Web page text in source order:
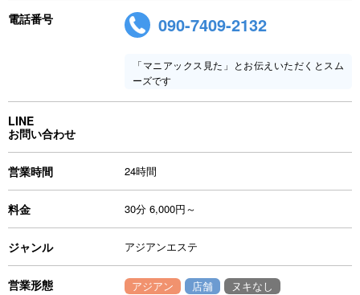
電話番号 090-7409-2132
「マニアックス見た」とお伝えいただくとスム
ーズです
LINE
お問い合わせ
営業時間 24時間
料金 30分 6,000円～
ジャンル アジアンエステ
営業形態 アジアン 店舗 ヌキなし